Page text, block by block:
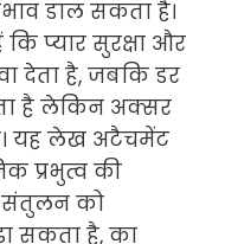
डाल सकता है।
कि प्यार सुरक्षा और
देता है, जबकि डर
है लेकिन अक्सर
यह लेख अटैचमेंट
प्रभुत्व की
संतुलन को
सकता है, का